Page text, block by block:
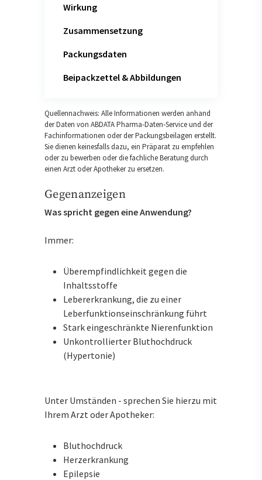
Wirkung
Zusammensetzung
Packungsdaten
Beipackzettel & Abbildungen
Quellennachweis: Alle Informationen werden anhand
der Daten von ABDATA Pharma-Daten-Service und der
Fachinformationen oder der Packungsbeilagen erstellt.
Sie dienen keinesfalls dazu, ein Präparat zu empfehlen
oder zu bewerben oder die fachliche Beratung durch
einen Arzt oder Apotheker zu ersetzen.
Gegenanzeigen
Was spricht gegen eine Anwendung?
Immer:
Überempfindlichkeit gegen die
Inhaltsstoffe
Lebererkrankung, die zu einer
Leberfunktionseinschränkung führt
Stark eingeschränkte Nierenfunktion
Unkontrollierter Bluthochdruck
(Hypertonie)
Unter Umständen - sprechen Sie hierzu mit
Ihrem Arzt oder Apotheker:
Bluthochdruck
Herzerkrankung
Epilepsie